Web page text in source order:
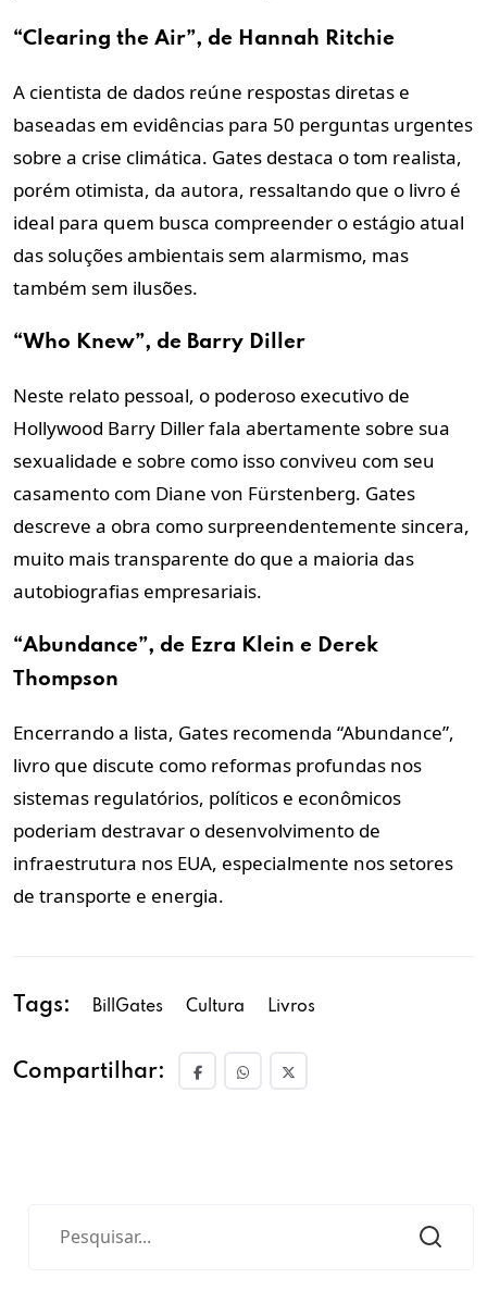
“Clearing the Air”, de Hannah Ritchie
A cientista de dados reúne respostas diretas e
baseadas em evidências para 50 perguntas urgentes
sobre a crise climática. Gates destaca o tom realista,
porém otimista, da autora, ressaltando que o livro é
ideal para quem busca compreender o estágio atual
das soluções ambientais sem alarmismo, mas
também sem ilusões.
“Who Knew”, de Barry Diller
Neste relato pessoal, o poderoso executivo de
Hollywood Barry Diller fala abertamente sobre sua
sexualidade e sobre como isso conviveu com seu
casamento com Diane von Fürstenberg. Gates
descreve a obra como surpreendentemente sincera,
muito mais transparente do que a maioria das
autobiografias empresariais.
“Abundance”, de Ezra Klein e Derek
Thompson
Encerrando a lista, Gates recomenda “Abundance”,
livro que discute como reformas profundas nos
sistemas regulatórios, políticos e econômicos
poderiam destravar o desenvolvimento de
infraestrutura nos EUA, especialmente nos setores
de transporte e energia.
Tags: BillGates Cultura Livros
Compartilhar: